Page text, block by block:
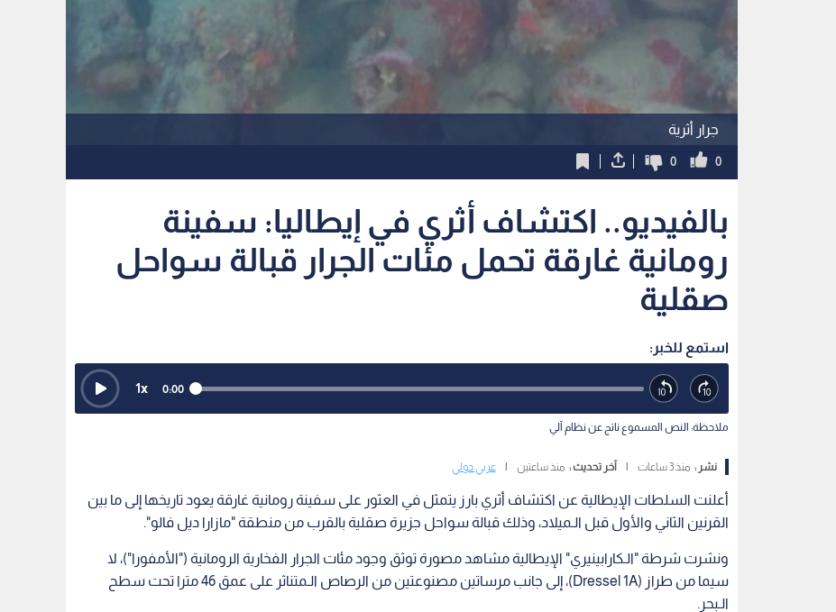
جرار أثرية
0
0
بالفيديو.. اكتشاف أثري في إيطاليا: سفينة
رومانية غارقة تحمل مئات الجرار قبالة سواحل
صقلية
استمع للخبر:
0:00
1x
ملاحظة: النص المسموع ناتج عن نظام آلي
نشر : منذ 3 ساعات آخر تحديث : منذ ساعتين عربي دولي
أعلنت السلطات الإيطالية عن اكتشاف أثري بارز يتمثل في العثور على سفينة رومانية غارقة يعود تاريخها إلى ما بين
القرنين الثاني والأول قبل الـميلاد، وذلك قبالة سواحل جزيرة صقلية بالقرب من منطقة "مازارا ديل فالو".
ونشرت شرطة "الـكارابينيري" الإيطالية مشاهد مصورة توثق وجود مئات الجرار الفخارية الرومانية ("الأمفورا")، لا
سيما من طراز (Dressel 1A)، إلى جانب مرساتين مصنوعتين من الرصاص الـمتناثر على عمق 46 مترا تحت سطح
الـبحر.